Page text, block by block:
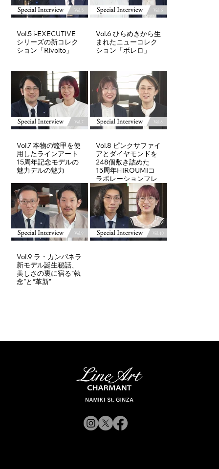
Vol.5 i-EXECUTIVE
シリーズの新コレク
ション「Rivolto」
Vol.6 ひらめきから生
まれたニューコレク
ション「ボレロ」
Vol.7 本物の鼈甲を使
用したラインアート
15周年記念モデルの
魅力デルの魅力
Vol.8 ピンクサファイ
アとダイヤモンドを
248個敷き詰めた
15周年HIROUMIコ
ラボレーションフレ
ーム
Vol.9 ラ・カンパネラ
新モデル誕生秘話、
美しさの裏に宿る“執
念”と“革新”